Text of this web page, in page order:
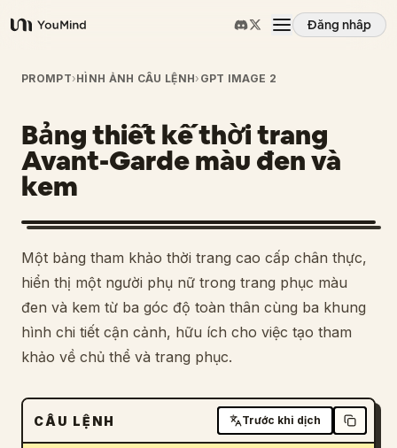
YouMind
Đăng nhập
Tổng quan
Các trường hợp sử dụng
Kỹ năng
Lời nhắc
Giá cả
Tải xuống
Blog
PROMPT›HÌNH ẢNH CÂU LỆNH› GPT IMAGE 2
Bảng thiết kế thời trang
Avant-Garde màu đen và
kem
Một bảng tham khảo thời trang cao cấp chân thực,
hiển thị một người phụ nữ trong trang phục màu
đen và kem từ ba góc độ toàn thân cùng ba khung
hình chi tiết cận cảnh, hữu ích cho việc tạo tham
khảo về chủ thể và trang phục.
CÂU LỆNH Trước khi dịch